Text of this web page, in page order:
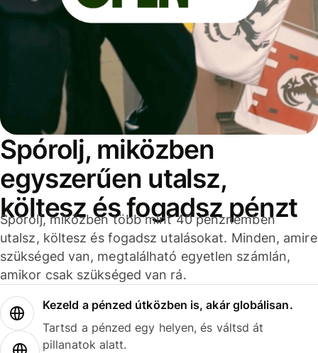
Spórolj, miközben
egyszerűen utalsz,
költesz és fogadsz pénzt
Spórolj, miközben több mint 40 pénznemben
utalsz, költesz és fogadsz utalásokat. Minden, amire
szükséged van, megtalálható egyetlen számlán,
amikor csak szükséged van rá.
Kezeld a pénzed útközben is, akár globálisan.
Tartsd a pénzed egy helyen, és váltsd át
pillanatok alatt.